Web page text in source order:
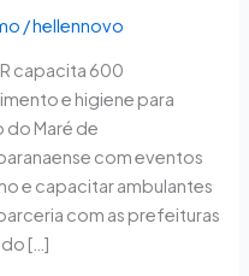
/hellennovo
capacita 600
e higiene para
do Maré de
com eventos
e capacitar ambulantes
com as prefeituras
[…]